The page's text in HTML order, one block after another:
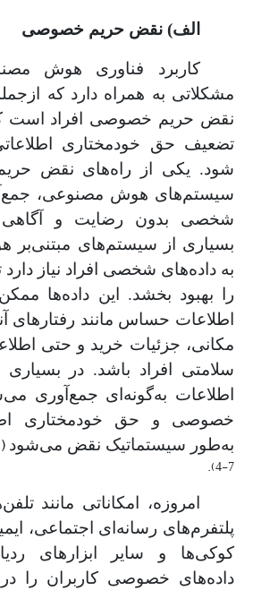
الف) نقض حریم خصوصی
کاربرد فناوری هوش
مشکلاتی به همراه دارد که
نقض حریم خصوصی افراد است
تضعیف حق خودمختاری
شود. یکی از راههای نقض
سیستمهای هوش مصنوعی،
شخصی بدون رضایت و آگاهی
بسیاری از سیستم‌های مبتنیبر
به داده‌های شخصی افراد نیاز دارد
را بهبود بخشد. این داده‌ها
اطلاعات حساس مانند رفتارهای
مکانی، جزئیات خرید و حتی
سلامتی افراد باشد. در بسیاری
اطلاعات بهگونه ای جمع آوری می
خصوصی و حق خودمختاری
به‌طور سیستماتیک نقض میشود (
4-7
)
.
امروزه، امکاناتی مانند تلفن
پلتفرمهای رسانه‌ای اجتماعی،
کوکیها و سایر ابزارهای
دادههای خصوصی کاربران را